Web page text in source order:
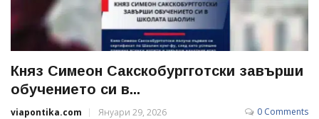
Княз Симеон Сакскобургготски завърши
обучението си в...
viapontika.com Януари 29, 2026 0 Comments